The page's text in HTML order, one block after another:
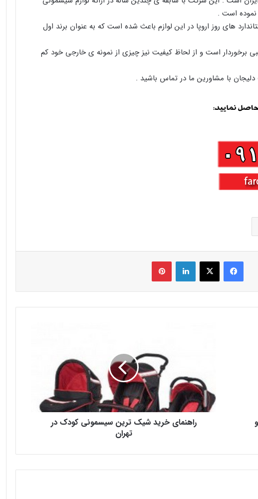
است .
های روز اروپا در این لوازم باعث شده است که به عنوان برند اول
برخوردار است و از لحاظ کیفیت نیز چیزی از نمونه ی خارجی خود کم
با مشاورین ما در تماس باشید .
فیس بوک X لینکدین ‫پین‌ترست
راهنمای خرید شیک ترین سیسمونی کودک در
تهران